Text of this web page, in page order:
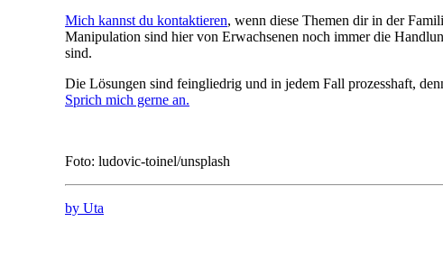
Mich kannst du kontaktieren, wenn diese Themen dir in der
Manipulation sind hier von Erwachsenen noch immer die
sind.
Die Lösungen sind feingliedrig und in jedem Fall prozesshaft,
Sprich mich gerne an.
Foto: ludovic-toinel/unsplash
by Uta